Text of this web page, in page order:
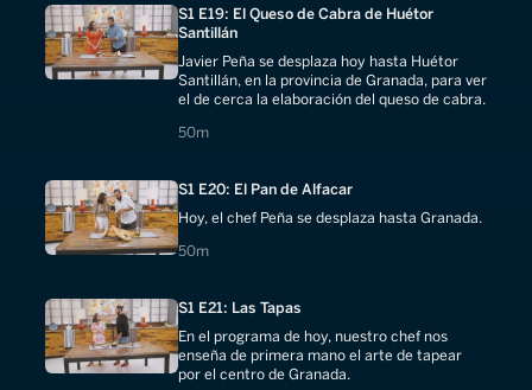
S1 E19: El Queso de Cabra de Huétor
Santillán
Javier Peña se desplaza hoy hasta Huétor
Santillán, en la provincia de Granada, para ver
el de cerca la elaboración del queso de cabra.
50m
50 minutes
S1 E20: El Pan de Alfacar
Hoy, el chef Peña se desplaza hasta Granada.
50m
50 minutes
S1 E21: Las Tapas
En el programa de hoy, nuestro chef nos
enseña de primera mano el arte de tapear
por el centro de Granada.